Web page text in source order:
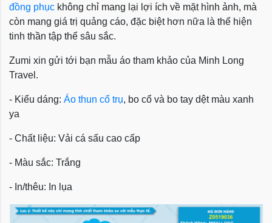
đồng phục không chỉ mang lại lợi ích về mặt hình ảnh, mà
còn mang giá trị quảng cáo, đặc biệt hơn nữa là thể hiện
tinh thần tập thể sâu sắc.
Zumi xin gửi tới bạn mẫu áo tham khảo của Minh Long
Travel.
- Kiểu dáng: Áo thun cổ trụ, bo cổ và bo tay dệt màu xanh
ya
- Chất liệu: Vải cá sấu cao cấp
- Màu sắc: Trắng
- In/thêu: In lụa